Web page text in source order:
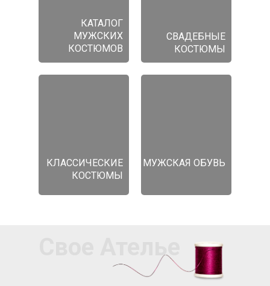
КАТАЛОГ
МУЖСКИХ
КОСТЮМОВ
СВАДЕБНЫЕ
КОСТЮМЫ
КЛАССИЧЕСКИЕ
КОСТЮМЫ
МУЖСКАЯ ОБУВЬ
Свое Ателье